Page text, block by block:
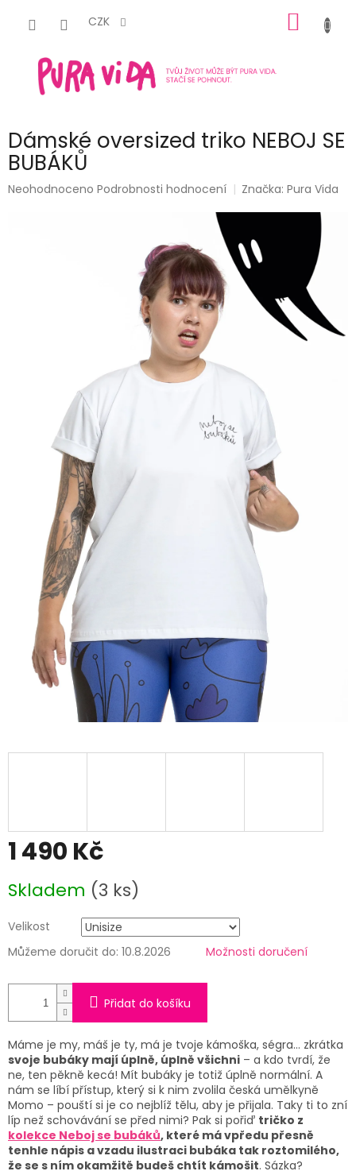
CZK
KOŠÍK
Dámské oversized triko NEBOJ SE
BUBÁKŮ
Průměrné
Neohodnoceno Podrobnosti hodnocení Značka:Pura Vida
1 490 Kč
cena:
Skladem (3 ks)
Velikost
Můžeme doručit do: 10.8.2026 Možnosti doručení
Přidat do košíku
Máme je my, máš je ty, má je tvoje kámoška, ségra… zkrátka
svoje bubáky mají úplně, úplně všichni – a kdo tvrdí, že
ne, ten pěkně kecá! Mít bubáky je totiž úplně normální. A
nám se líbí přístup, který si k nim zvolila česká umělkyně
Momo – pouští si je co nejblíž tělu, aby je přijala. Taky ti to zní
líp než schovávání se před nimi? Pak si pořiď tričko z
kolekce Neboj se bubáků, které má vpředu přesně
tenhle nápis a vzadu ilustraci bubáka tak roztomilého,
že se s ním okamžitě budeš chtít kámošit. Sázka?